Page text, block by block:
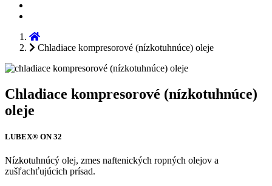
Chladiace kompresorové (nízkotuhnúce) oleje
Chladiace kompresorové (nízkotuhnúce)
oleje
LUBEX® ON 32
Nízkotuhnúcý olej, zmes naftenických ropných olejov a
zušľachťujúcich prísad.